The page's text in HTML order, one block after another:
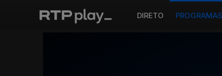
DIRETO PROGRAMAS